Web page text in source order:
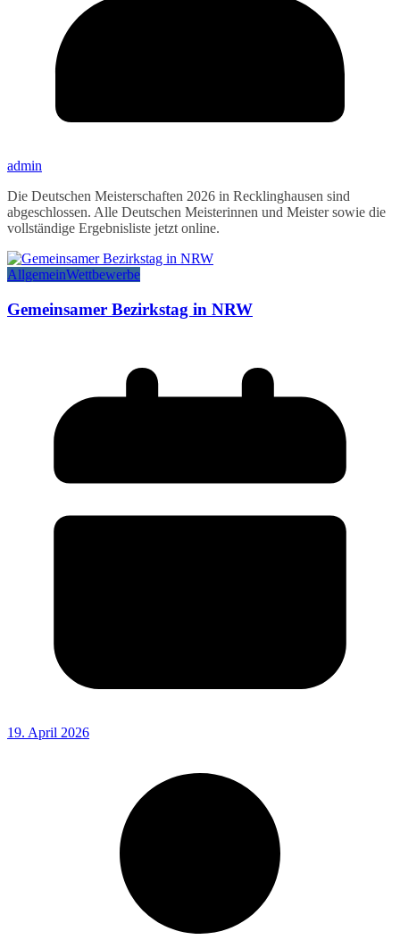
admin
Die Deutschen Meisterschaften 2026 in Recklinghausen sind
abgeschlossen. Alle Deutschen Meisterinnen und Meister sowie die
vollständige Ergebnisliste jetzt online.
AllgemeinWettbewerbe
Gemeinsamer Bezirkstag in NRW
19. April 2026